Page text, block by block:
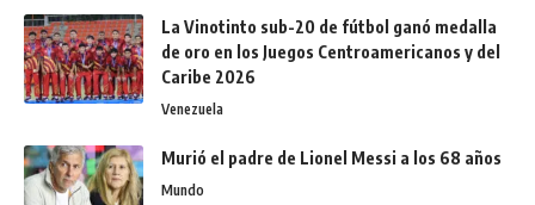
La Vinotinto sub-20 de fútbol ganó medalla
de oro en los Juegos Centroamericanos y del
Caribe 2026
Venezuela
Murió el padre de Lionel Messi a los 68 años
Mundo